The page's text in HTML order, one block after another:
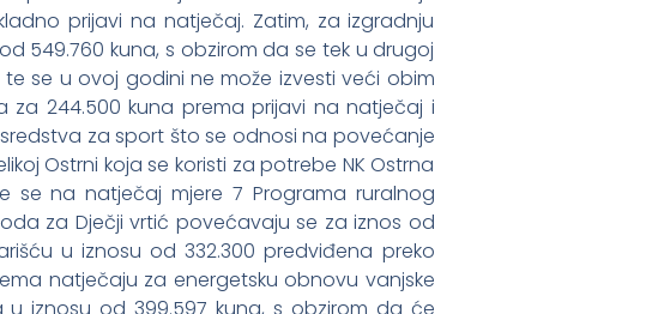
prijavi na natječaj. Zatim, za izgradnju
549.760 kuna, s obzirom da se tek u drugoj
se u ovoj godini ne može izvesti veći obim
244.500 kuna prema prijavi na natječaj i
za sport što se odnosi na povećanje
Ostrni koja se koristi za potrebe NK Ostrna
se na natječaj mjere 7 Programa ruralnog
za Dječji vrtić povećavaju se za iznos od
u iznosu od 332.300 predviđena preko
natječaju za energetsku obnovu vanjske